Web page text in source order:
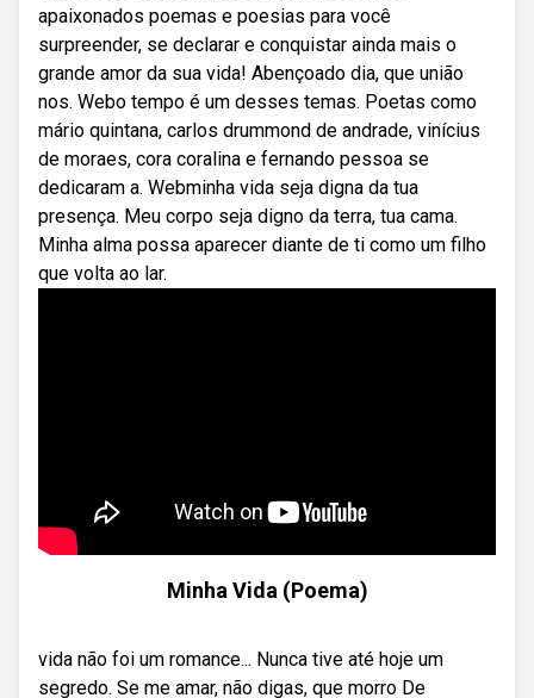
apaixonados poemas e poesias para você
surpreender, se declarar e conquistar ainda mais o
grande amor da sua vida! Abençoado dia, que união
nos. Webo tempo é um desses temas. Poetas como
mário quintana, carlos drummond de andrade, vinícius
de moraes, cora coralina e fernando pessoa se
dedicaram a. Webminha vida seja digna da tua
presença. Meu corpo seja digno da terra, tua cama.
Minha alma possa aparecer diante de ti como um filho
que volta ao lar.
Minha Vida (Poema)
vida não foi um romance... Nunca tive até hoje um
segredo. Se me amar, não digas, que morro De